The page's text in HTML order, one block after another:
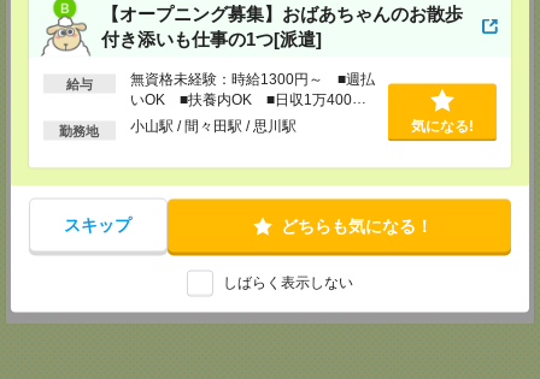
【オープニング募集】おばあちゃんのお散歩
付き添いも仕事の1つ[派遣]
給与
無資格未経験：時給1300円～ ■週払
いOK ■扶養内OK ■日収1万400円
以上
勤務地 小山駅 / 間々田駅 / 思川駅 気になる!
スキップ どちらも気になる！
しばらく表示しない
メディカルケア事業部 町田オフィス
東京都町田市森野1-7-23 大樹生命町田ビル6F
TEL：0120-453-285
担当：採用担当
メディカルケア事業部 横浜オフィス
神奈川県横浜市保土ケ谷区神戸町134 横浜ビジネスパークサウスタワー
2F B区画
TEL：0120-901-799
MAIL：
tenshoku@nikken-ts.jp
担当：採用担当
登録交通費
★今ならご来社登録でQUOカード2000円分をプレゼント中★